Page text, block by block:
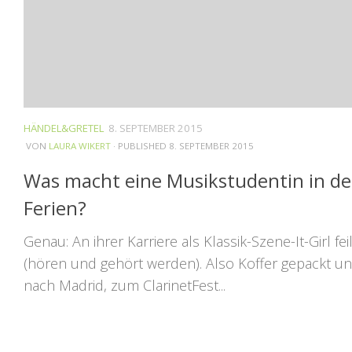
HÄNDEL&GRETEL 8. SEPTEMBER 2015
VON LAURA WIKERT · PUBLISHED 8. SEPTEMBER 2015
Was macht eine Musikstudentin in
Ferien?
Genau: An ihrer Karriere als Klassik-Szene-It-Girl
(hören und gehört werden). Also Koffer gepackt
nach Madrid, zum ClarinetFest...